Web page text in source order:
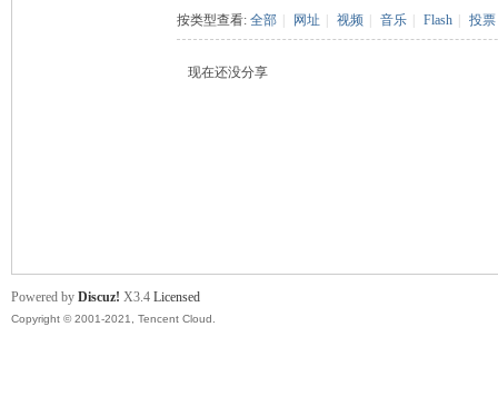
按类型查看: 全部 网址 视频 音乐 Flash 投票
现在还没分享
Powered by Discuz! X3.4 Licensed
Copyright © 2001-2021, Tencent Cloud.